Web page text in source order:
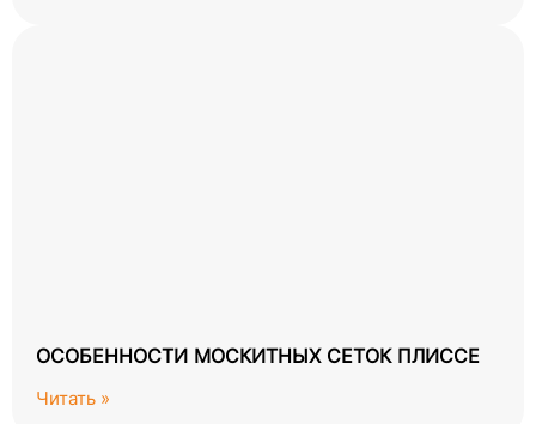
ОСОБЕННОСТИ МОСКИТНЫХ СЕТОК ПЛИССЕ
Читать »